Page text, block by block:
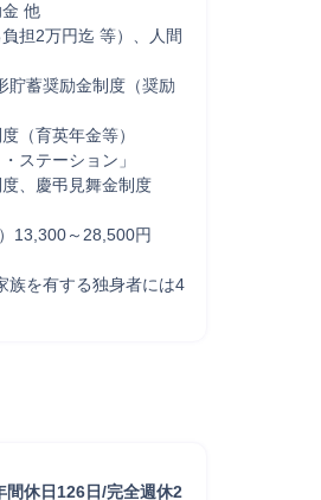
他
担2万円迄 等）、人間
貯蓄奨励金制度（奨励
（育英年金等）
ステーション」
、慶弔見舞金制度
13,300～28,500円
族を有する独身者には4
間休日126日/完全週休2